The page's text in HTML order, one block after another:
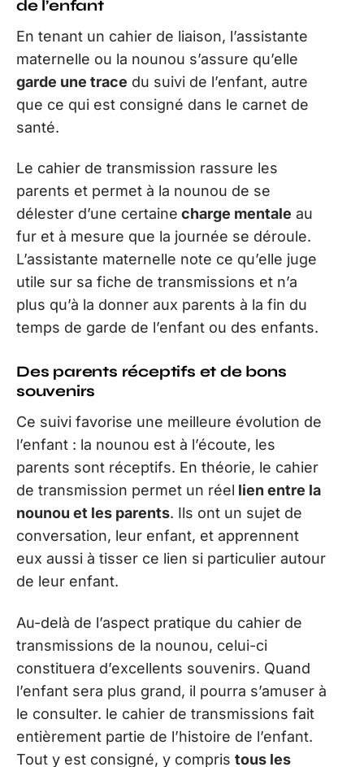
de l’enfant
En tenant un cahier de liaison, l’assistante
maternelle ou la nounou s’assure qu’elle
garde une trace du suivi de l’enfant, autre
que ce qui est consigné dans le carnet de
santé.
Le cahier de transmission rassure les
parents et permet à la nounou de se
délester d’une certaine charge mentale au
fur et à mesure que la journée se déroule.
L’assistante maternelle note ce qu’elle juge
utile sur sa fiche de transmissions et n’a
plus qu’à la donner aux parents à la fin du
temps de garde de l’enfant ou des enfants.
Des parents réceptifs et de bons
souvenirs
Ce suivi favorise une meilleure évolution de
l’enfant : la nounou est à l’écoute, les
parents sont réceptifs. En théorie, le cahier
de transmission permet un réel lien entre la
nounou et les parents. Ils ont un sujet de
conversation, leur enfant, et apprennent
eux aussi à tisser ce lien si particulier autour
de leur enfant.
Au-delà de l’aspect pratique du cahier de
transmissions de la nounou, celui-ci
constituera d’excellents souvenirs. Quand
l’enfant sera plus grand, il pourra s’amuser à
le consulter. le cahier de transmissions fait
entièrement partie de l’histoire de l’enfant.
Tout y est consigné, y compris tous les